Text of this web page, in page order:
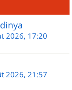
2026, 17:20
2026, 21:57